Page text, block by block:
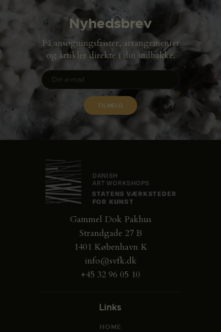
Nyhedsbrev
Få ansøgningsfrister, arrangementer
og artikler direkte i din indbakke.
Gammel Dok Pakhus
Strandgade 27 B
1401 København K
info@svfk.dk
+45 32 96 05 10
Links
HOME